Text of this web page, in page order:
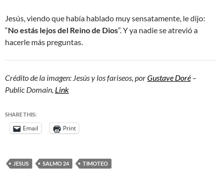
Jesús, viendo que había hablado muy sensatamente, le dijo:
“No estás lejos del Reino de Dios”. Y ya nadie se atrevió a
hacerle más preguntas.
Crédito de la imagen: Jesús y los fariseos, porGustave Doré –
Public Domain, Link
SHARE THIS:
Email Print
JESUS SALMO 24 TIMOTEO